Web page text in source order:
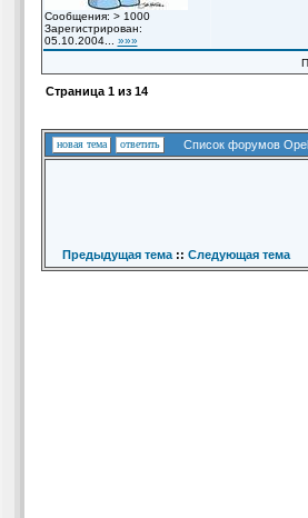
Сообщения: > 1000
Зарегистрирован:
05.10.2004... »»»
Страница 1из 14
новая тема ответить Список форумов
Предыдущая тема:: Следующая тема